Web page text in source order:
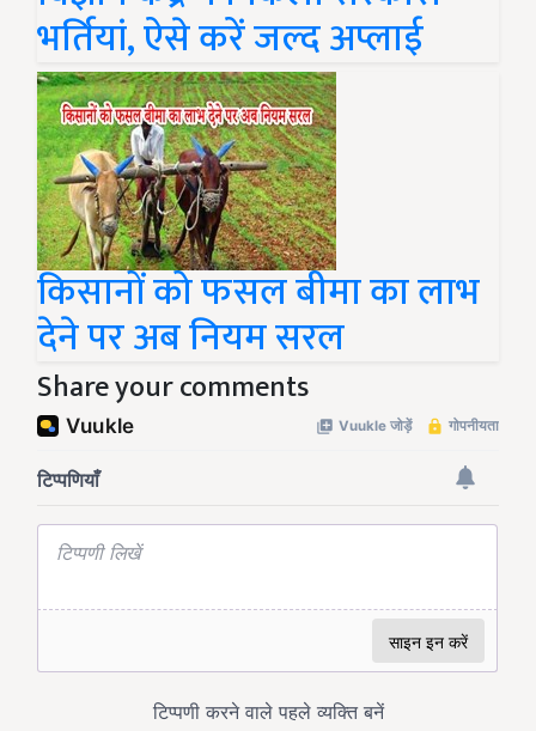
भर्तियां, ऐसे करें जल्द अप्लाई
किसानों को फसल बीमा का लाभ
देने पर अब नियम सरल
Share your comments